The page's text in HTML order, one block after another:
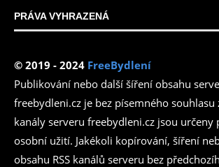
PRÁVA VYHRAZENÁ
© 2019 - 2024 FreeBydlení
Publikování nebo další šíření obsahu
freebydleni.cz je bez písemného souhlasu
kanály serveru freebydleni.cz jsou určeny
osobní užití. Jakékoli kopírování, šíření
obsahu RSS kanálů serveru bez